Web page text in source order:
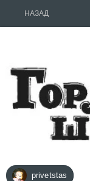
НАЗАД
privetstas